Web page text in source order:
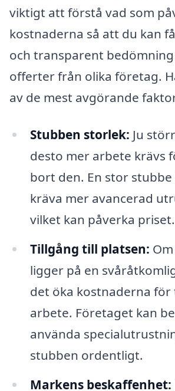
viktigt att förstå vad som
kostnaderna så att du kan
och transparent
offerter från olika företag.
av de mest avgörande
Stubben storlek: Ju
desto mer arbete krävs
bort den. En stor stubbe
kräva mer avancerad
vilket kan påverka priset.
Tillgång till platsen:
ligger på en
det öka kostnaderna
arbete. Företaget kan
använda
stubben ordentligt.
Markens beskaffenhet: